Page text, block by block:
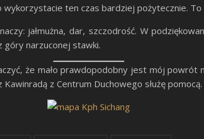
ten czas bardziej pożytecznie. To
jałmużna, dar, szczodrość. W
góry narzuconej stawki.
że mało prawdopodobny jest mój powrót
z Centrum Duchowego służę